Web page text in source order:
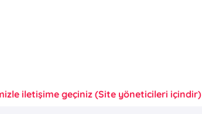
iletişime geçiniz (Site yöneticileri içindir)